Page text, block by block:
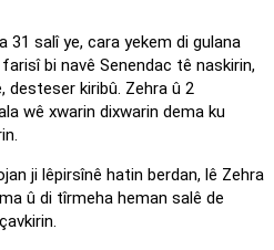
31 salî ye, cara yekem di gulana
farisî bi navê Senendac tê naskirin,
desteser kiribû. Zehra û 2
wê xwarin dixwarin dema ku
ji lêpirsînê hatin berdan, lê Zehra
û di tîrmeha heman salê de